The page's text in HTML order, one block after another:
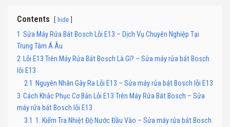
Contents hide
1 Sửa Máy Rửa Bát Bosch Lỗi E13 – Dịch Vụ Chuyên Nghiệp Tại
Trung Tâm Á Âu
2 Lỗi E13 Trên Máy Rửa Bát Bosch Là Gì? – Sửa máy rửa bát Bosch
lỗi E13
2.1 Nguyên Nhân Gây Ra Lỗi E13 – Sửa máy rửa bát Bosch lỗi E13
3 Cách Khắc Phục Cơ Bản Lỗi E13 Trên Máy Rửa Bát Bosch – Sửa
máy rửa bát Bosch lỗi E13
3.1 1. Kiểm Tra Nhiệt Độ Nước Đầu Vào – Sửa máy rửa bát Bosch